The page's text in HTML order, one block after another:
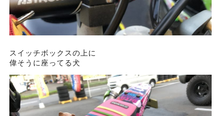
スイッチボックスの上に
偉そうに座ってる犬